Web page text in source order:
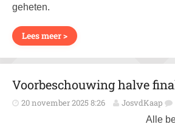
geheten.
Lees meer >
Voorbeschouwing halve
20 november 2025 8:26 JosvdKaap
Alle